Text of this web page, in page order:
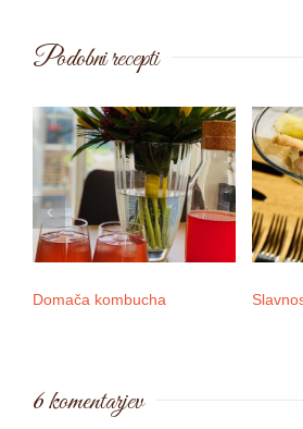
Podobni recepti
Domača kombucha
6 komentarjev